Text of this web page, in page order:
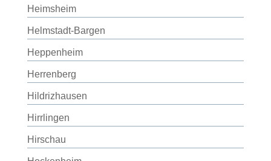
Heimsheim
Helmstadt-Bargen
Heppenheim
Herrenberg
Hildrizhausen
Hirrlingen
Hirschau